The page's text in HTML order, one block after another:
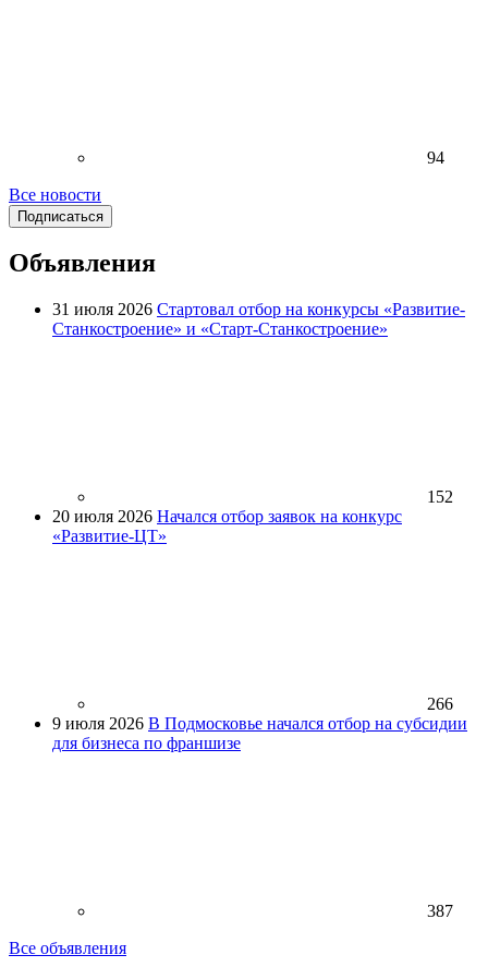
94
Все новости
Подписаться
Объявления
31 июля 2026 Стартовал отбор на конкурсы «Развитие-
Станкостроение» и «Старт-Станкостроение»
152
20 июля 2026 Начался отбор заявок на конкурс
«Развитие-ЦТ»
266
9 июля 2026 В Подмосковье начался отбор на субсидии
для бизнеса по франшизе
387
Все объявления